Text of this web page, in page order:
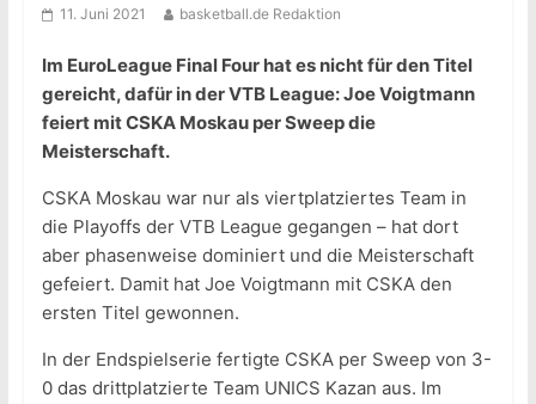
11. Juni 2021 basketball.de Redaktion
Im EuroLeague Final Four hat es nicht für den Titel
gereicht, dafür in der VTB League: Joe Voigtmann
feiert mit CSKA Moskau per Sweep die
Meisterschaft.
CSKA Moskau war nur als viertplatziertes Team in
die Playoffs der VTB League gegangen – hat dort
aber phasenweise dominiert und die Meisterschaft
gefeiert. Damit hat Joe Voigtmann mit CSKA den
ersten Titel gewonnen.
In der Endspielserie fertigte CSKA per Sweep von 3-
0 das drittplatzierte Team UNICS Kazan aus. Im